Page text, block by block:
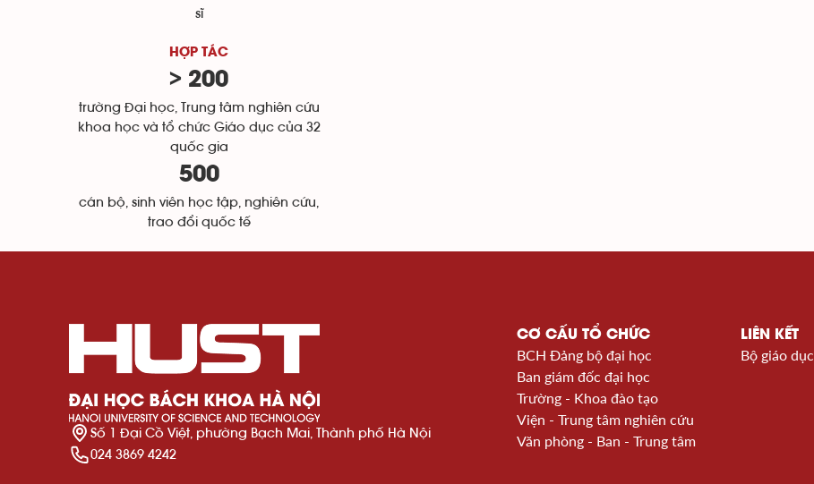
sĩ
HỢP TÁC
> 200
trường Đại học, Trung tâm nghiên cứu
khoa học và tổ chức Giáo dục của 32
quốc gia
500
cán bộ, sinh viên học tập, nghiên cứu,
trao đổi quốc tế
Số 1 Đại Cồ Việt, phường Bạch Mai, Thành phố Hà Nội
024 3869 4242
CƠ CẤU TỔ CHỨC
BCH Đảng bộ đại học
Ban giám đốc đại học
Trường - Khoa đào tạo
Viện - Trung tâm nghiên cứu
Văn phòng - Ban - Trung tâm
LIÊN KẾT
Bộ giáo